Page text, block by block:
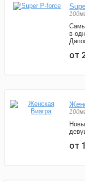
в
от
от